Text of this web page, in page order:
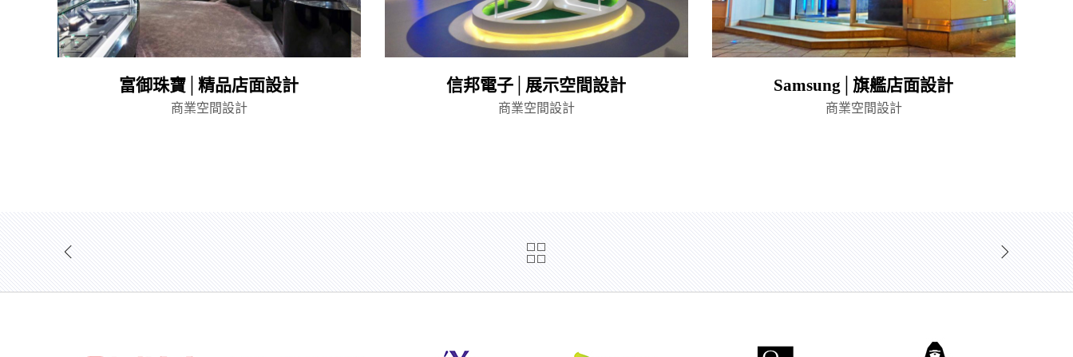
富御珠寶│精品店面設計
商業空間設計
信邦電子│展示空間設計
商業空間設計
Samsung│旗艦店面設計
商業空間設計